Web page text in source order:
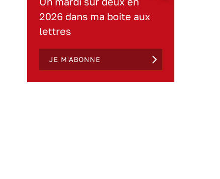
2026 dans ma boite aux
lettres
JE M'ABONNE